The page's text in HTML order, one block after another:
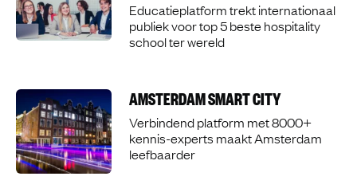
Educatieplatform trekt internationaal
publiek voor top 5 beste hospitality
school ter wereld
AMSTERDAM SMART CITY
Verbindend platform met 8000+
kennis-experts maakt Amsterdam
leefbaarder